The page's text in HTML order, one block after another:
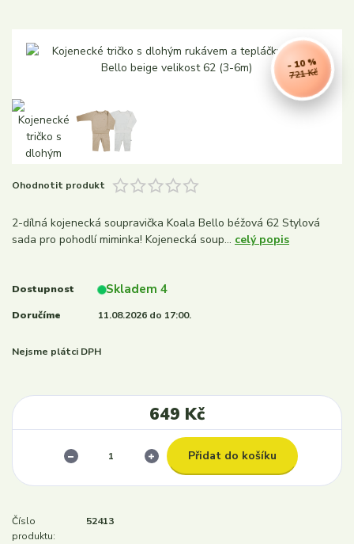
721 Kč
- 10 %
Ohodnotit produkt
2-dílná kojenecká soupravička Koala Bello béžová 62 Stylová
sada pro pohodlí miminka! Kojenecká soup... celý popis
Dostupnost Skladem 4
Doručíme 11.08.2026 do 17:00.
Nejsme plátci DPH
649 Kč
Přidat do košíku
Číslo
produktu:
52413